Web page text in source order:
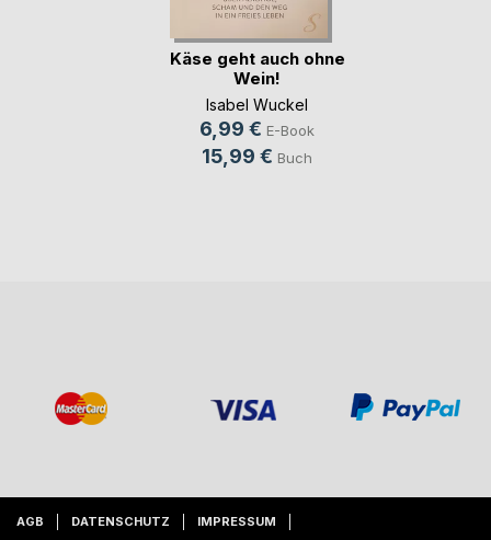
Käse geht auch ohne
Wein!
Isabel Wuckel
6,99 € E-Book
15,99 € Buch
AGB DATENSCHUTZ IMPRESSUM